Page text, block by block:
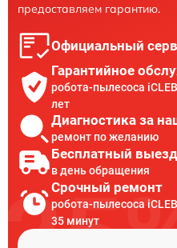
предоставляем гарантию.
Официальный
Гарантийное
робота-пылесоса
лет
Диагностика за
ремонт по желанию
Бесплатный
в день обращения
Срочный ремонт
робота-пылесоса
35 минут